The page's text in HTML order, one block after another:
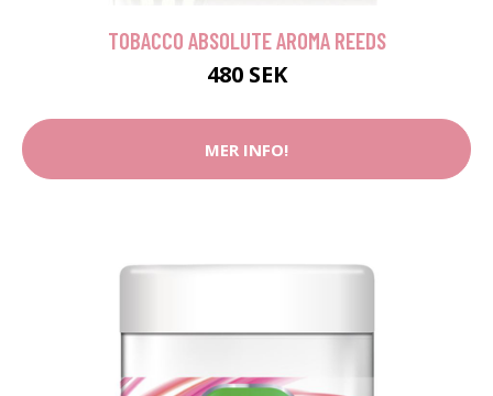
TOBACCO ABSOLUTE AROMA REEDS
480 SEK
MER INFO!